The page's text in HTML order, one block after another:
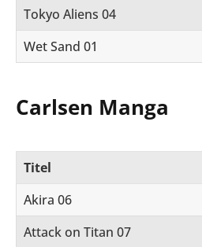
Tokyo Aliens 04
Wet Sand 01
Carlsen Manga
Titel
Akira 06
Attack on Titan 07